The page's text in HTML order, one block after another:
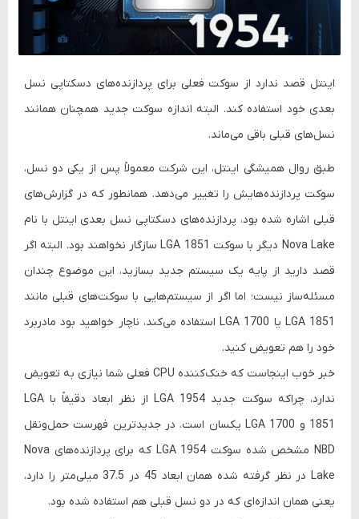
اینتل قصد ندارد از سوکت فعلی برای پردازنده‌های دسکتاپی نسل
بعدی خود استفاده کند. البته اندازه سوکت جدید همچنان همانند
نسل‌های قبلی باقی می‌ماند.
طبق روال همیشگی اینتل، این شرکت معمولاً پس از یکی دو نسل،
سوکت پردازنده‌هایش را تغییر می‌دهد. همانطور که در گزارش‌های
قبلی اشاره شده بود، پردازنده‌های دسکتاپی نسل بعدی اینتل با نام
Nova Lake دیگر با سوکت LGA 1851سازگار نخواهند بود. البته اگر
قصد دارید از پایه یک سیستم جدید بسازید، این موضوع چندان
مسئله‌ساز نیست؛ اما اگر از سیستم‌هایی با سوکت‌های قبلی مانند
LGA 1851 یا LGA 1700 استفاده می‌کند، ناچار خواهید بود مادربرد
خود را هم تعویض کنید.
خبر خوب اینجاست که خنک‌کننده CPU فعلی شما نیازی به تعویض
ندارد، چراکه سوکت جدید LGA 1954
از نظر ابعاد دقیقاً با LGA
1851 و LGA 1700 یکسان است. در جدیدترین فهرست حمل‌ونقل
NBD مشخص شده سوکت LGA 1954 که برای پردازنده‌های Nova
Lake در نظر گرفته شده همان ابعاد 45 در 37.5 میلی‌متر را دارد،
یعنی همان اندازه‌ای که در دو نسل قبلی هم استفاده شده بود.